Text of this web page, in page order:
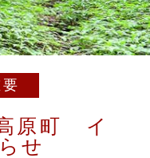
原町 イ
せ